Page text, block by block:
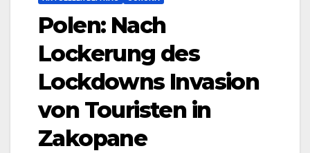
Polen: Nach
Lockerung des
Lockdowns Invasion
von Touristen in
Zakopane